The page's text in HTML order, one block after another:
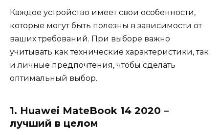
Каждое устройство имеет свои особенности,
которые могут быть полезны в зависимости от
ваших требований. При выборе важно
учитывать как технические характеристики, так
и личные предпочтения, чтобы сделать
оптимальный выбор.
1. Huawei MateBook 14 2020 –
лучший в целом